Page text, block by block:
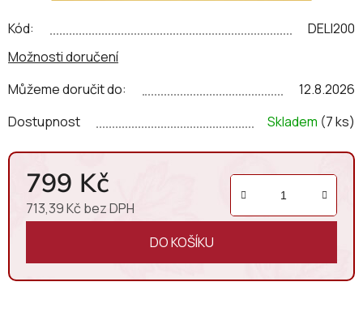
Dostupnost Skladem (7 ks)
Můžeme doručit do: 12.8.2026
Možnosti doručení
Kód: DELI200
799 Kč
713,39 Kč bez DPH
DO KOŠÍKU